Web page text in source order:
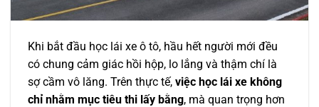
Khi bắt đầu học lái xe ô tô, hầu hết người mới đều
có chung cảm giác hồi hộp, lo lắng và thậm chí là
sợ cầm vô lăng. Trên thực tế, việc học lái xe không
chỉ nhằm mục tiêu thi lấy bằng, mà quan trọng hơn